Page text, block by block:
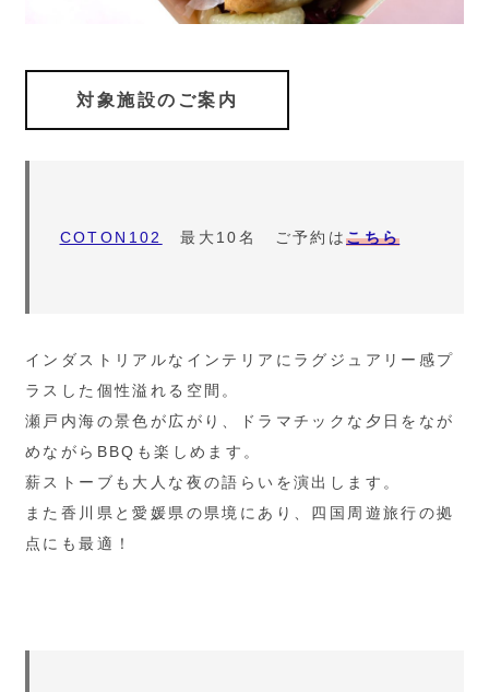
対象施設のご案内
COTON102 最大10名 ご予約はこちら
インダストリアルなインテリアにラグジュアリー感プ
ラスした個性溢れる空間。
瀬戸内海の景色が広がり、ドラマチックな夕日をなが
めながらBBQも楽しめます。
薪ストーブも大人な夜の語らいを演出します。
また香川県と愛媛県の県境にあり、四国周遊旅行の拠
点にも最適！